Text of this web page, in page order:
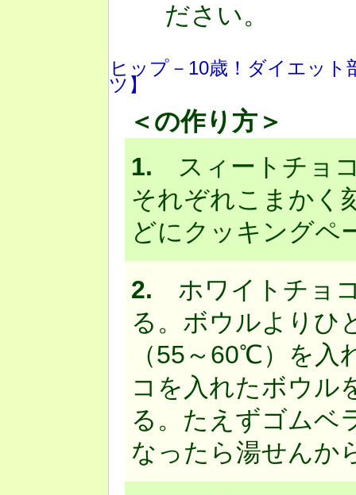
ださい。
ヒップ－10歳！ダイエット
ツ】
＜の作り方＞
1. スィートチョ
それぞれこまかく
どにクッキングペ
2. ホワイトチョ
る。ボウルよりひ
（55～60℃）を入
コを入れたボウル
る。たえずゴムベ
なったら湯せんか